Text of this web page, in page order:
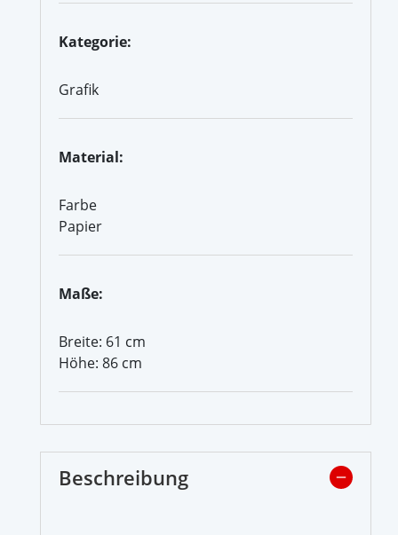
Kategorie:
Grafik
Material:
Farbe
Papier
Maße:
Breite: 61 cm
Höhe: 86 cm
Beschreibung